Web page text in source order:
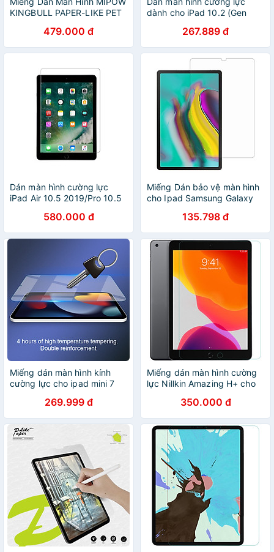
KINGBULL PAPER-LIKE PET
Hàng Chính Hãng
479.000 đ
dành cho iPad 10.2 (Gen
hàng nhập khẩu
267.889 đ
Dán màn hình cường lực
iPad Air 10.5 2019/Pro 10.5
chính hãng580.000 đ
Miếng Dán bảo vệ màn hình
cho Ipad Samsung Galaxy
Chính Hãng135.798 đ
Miếng dán màn hình kính
cường lực cho ipad mini 7
hàng chính hãng
269.999 đ
Miếng dán màn hình cường
lực Nillkin Amazing H+ cho
Hàng chính hãng
350.000 đ